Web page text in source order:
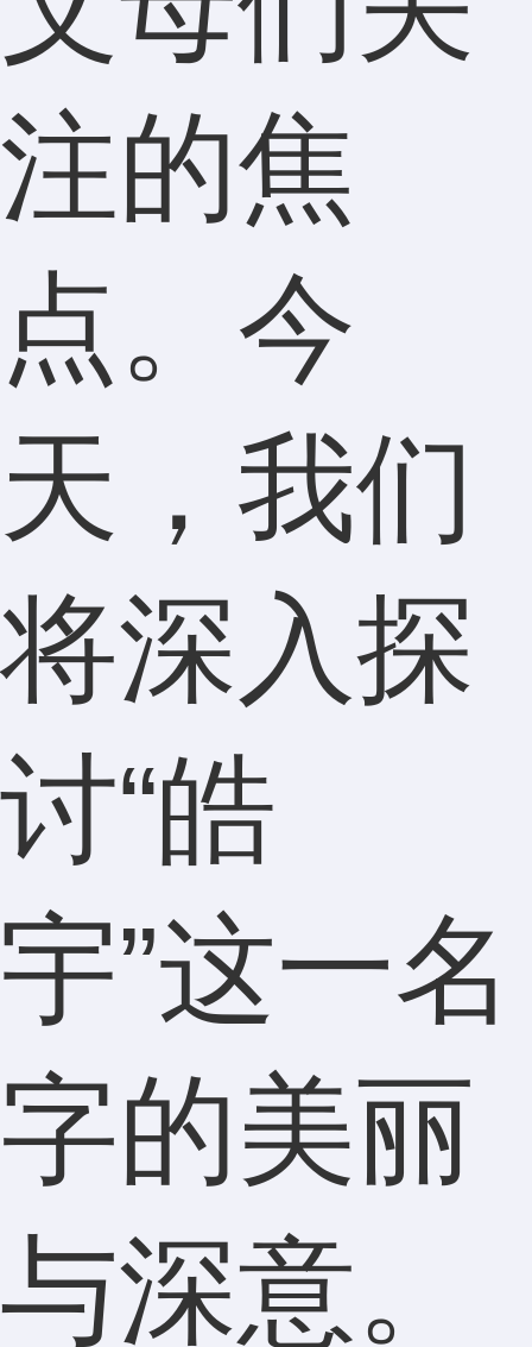
注的焦
点。今
天，我们
将深入探
讨“皓
宇”这一名
字的美丽
与深意。